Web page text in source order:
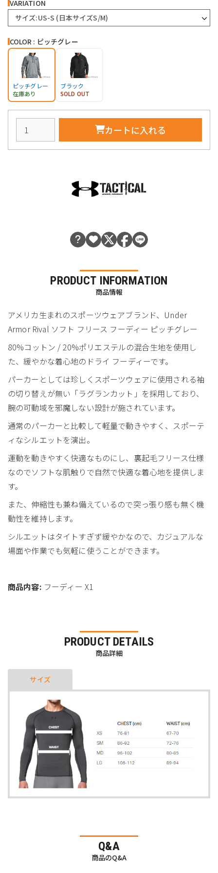
VARIATION
サイズ:US-S (日本サイズS/M)
COLOR : ピッチグレー
ピッチグレー
在庫あり
ブラック
SOLD OUT
カートに入れる
PRODUCT INFORMATION
商品情報
アメリカ生まれのスポーツウェアブランド、Under
Armor Rival ソフト フリース フーディー ピッチグレー
80%コットン / 20%ポリエステルの混合生地を使用し
た、緩やかな着心地のドライ フーディーです。
パーカーとしては珍しくスポーツウェアに使用される袖
の切り替えが無い「ラグランカット」を採用しており、
腕の可動域を邪魔しない設計が施されています。
通常のパーカーと比較して軽量で動きやすく、スポーテ
ィなシルエットを演出。
運動を動きやすく快適なものにし、裏起毛フリース仕様
なのでソフトな肌触りで自然で快適な着心地を提供しま
す。
また、伸縮性も兼ね備えているので突っ張り感も無く機
動性を維持します。
シルエットはタイトすぎず緩やかなので、カジュアルな
場面や作業でも気軽に使うことができます。
商品内容: フーディー X1
PRODUCT DETAILS
商品詳細
サイズ
Q&A
商品のQ&A